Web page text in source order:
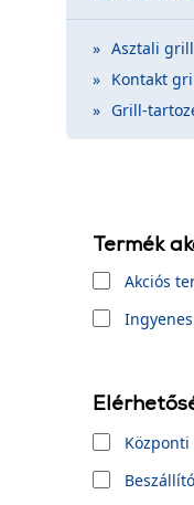
Asztali grill
Kontakt
Grill-
Termék
Akciós